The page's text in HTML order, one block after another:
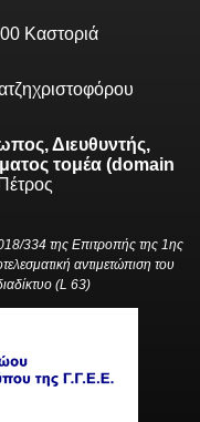
Καστοριά
Διευθυντής,
τομέα (domain
334 της Επιτροπής της 1ης
αντιμετώπιση του
(L 63)